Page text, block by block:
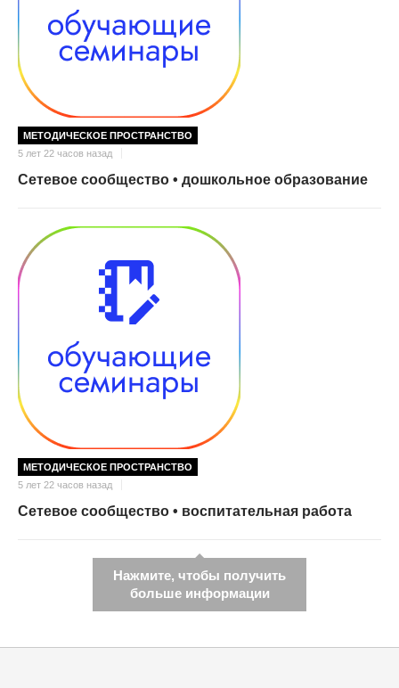
МЕТОДИЧЕСКОЕ ПРОСТРАНСТВО
5 лет 22 часов назад
Сетевое сообщество • дошкольное образование
МЕТОДИЧЕСКОЕ ПРОСТРАНСТВО
5 лет 22 часов назад
Сетевое сообщество • воспитательная работа
Нажмите, чтобы получить
больше информации